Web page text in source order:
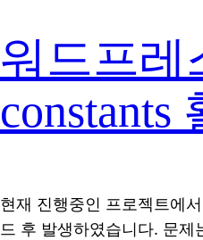
워드프레
constants
현재 진행중인 프로젝트에
드 후 발생하였습니다. 문